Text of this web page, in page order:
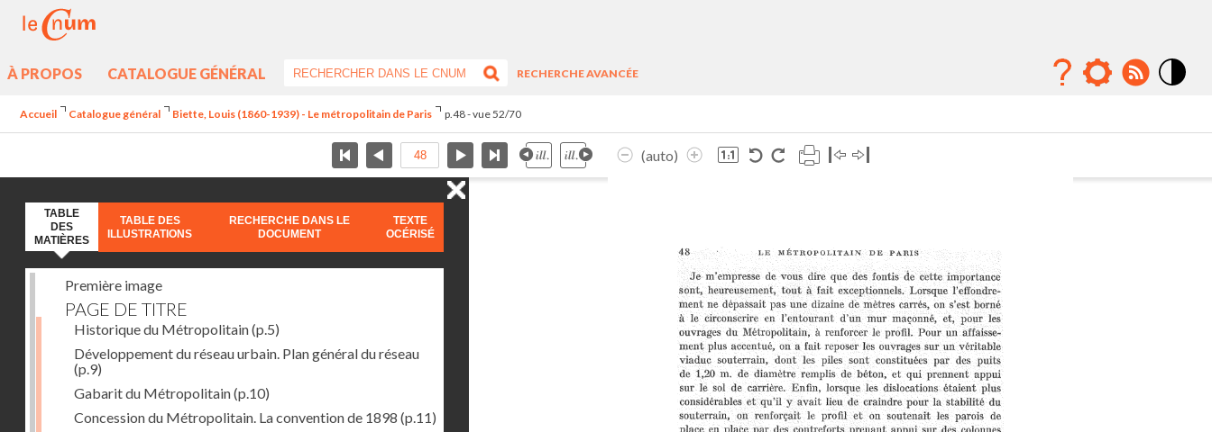
À PROPOS CATALOGUE GÉNÉRAL
RECHERCHE AVANCÉE
Accueil Catalogue général Biette, Louis (1860-1939) - Le métropolitain de Paris p.48 - vue 52/70
(auto)
TABLE
DES
MATIÈRES
TABLE DES
ILLUSTRATIONS
RECHERCHE DANS LE
DOCUMENT
TEXTE
OCÉRISÉ
Première image
PAGE DE TITRE
Historique du Métropolitain(p.5)
Développement du réseau urbain. Plan général du réseau
(p.9)
Gabarit du Métropolitain(p.10)
Concession du Métropolitain. La convention de 1898 (p.11)